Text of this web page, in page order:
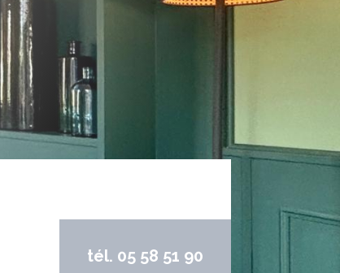
tél. 05 58 51 90